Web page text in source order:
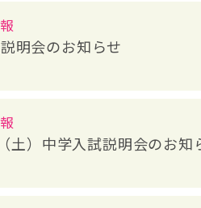
明会のお知らせ
土）中学入試説明会のお知